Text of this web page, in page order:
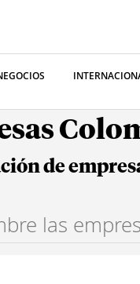
de